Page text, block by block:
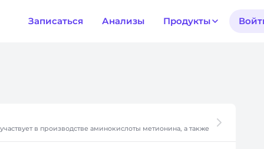
Записаться Анализы Продукты
в производстве аминокислоты метионина, а также в процессе